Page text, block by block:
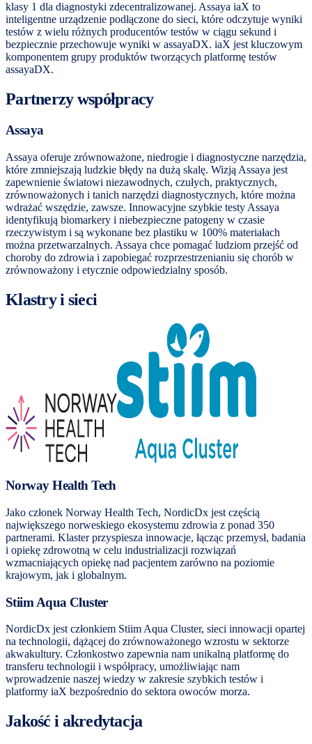
klasy 1 dla diagnostyki zdecentralizowanej. Assaya iaX to
inteligentne urządzenie podłączone do sieci, które odczytuje wyniki
testów z wielu różnych producentów testów w ciągu sekund i
bezpiecznie przechowuje wyniki w assayaDX. iaX jest kluczowym
komponentem grupy produktów tworzących platformę testów
assayaDX.
Partnerzy współpracy
Assaya
Assaya oferuje zrównoważone, niedrogie i diagnostyczne narzędzia,
które zmniejszają ludzkie błędy na dużą skalę. Wizją Assaya jest
zapewnienie światowi niezawodnych, czułych, praktycznych,
zrównoważonych i tanich narzędzi diagnostycznych, które można
wdrażać wszędzie, zawsze. Innowacyjne szybkie testy Assaya
identyfikują biomarkery i niebezpieczne patogeny w czasie
rzeczywistym i są wykonane bez plastiku w 100% materiałach
można przetwarzalnych. Assaya chce pomagać ludziom przejść od
choroby do zdrowia i zapobiegać rozprzestrzenianiu się chorób w
zrównoważony i etycznie odpowiedzialny sposób.
Klastry i sieci
Norway Health Tech
Jako członek Norway Health Tech, NordicDx jest częścią
największego norweskiego ekosystemu zdrowia z ponad 350
partnerami. Klaster przyspiesza innowacje, łącząc przemysł, badania
i opiekę zdrowotną w celu industrializacji rozwiązań
wzmacniających opiekę nad pacjentem zarówno na poziomie
krajowym, jak i globalnym.
Stiim Aqua Cluster
NordicDx jest członkiem Stiim Aqua Cluster, sieci innowacji opartej
na technologii, dążącej do zrównoważonego wzrostu w sektorze
akwakultury. Członkostwo zapewnia nam unikalną platformę do
transferu technologii i współpracy, umożliwiając nam
wprowadzenie naszej wiedzy w zakresie szybkich testów i
platformy iaX bezpośrednio do sektora owoców morza.
Jakość i akredytacja